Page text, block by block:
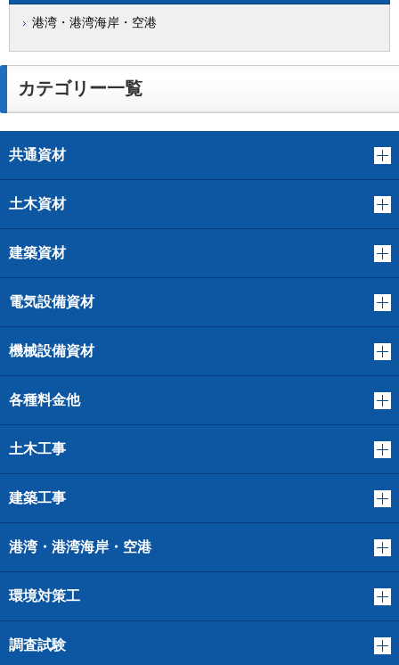
港湾・港湾海岸・空港
カテゴリー一覧
共通資材
土木資材
建築資材
電気設備資材
機械設備資材
各種料金他
土木工事
建築工事
港湾・港湾海岸・空港
環境対策工
調査試験